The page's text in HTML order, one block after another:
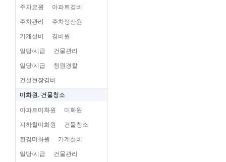
주차요원 아파트경비
주차관리 주차정산원
기계설비 경비원
일당/시급 건물관리
일당/시급 청원경찰
건설현장경비
미화원. 건물청소
아파트미화원 미화원
지하철미화원 건물청소
환경미화원 기계설비
일당/시급 건물관리